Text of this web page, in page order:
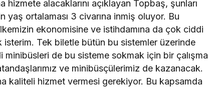
hizmete alacaklarını açıklayan Topbaş, şunları
yaş ortalaması 3 civarına inmiş oluyor. Bu
ekonomisine ve istihdamına da çok ciddi
isterim. Tek biletle bütün bu sistemler üzerinde
de bu sisteme sokmak için bir çalışma
ve minibüsçülerimiz de kazanacak.
kaliteli hizmet vermesi gerekiyor. Bu kapsamda